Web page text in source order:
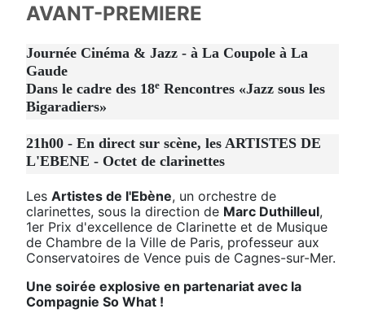
AVANT-PREMIERE
Journée Cinéma & Jazz - à La Coupole à La
Gaude
Dans le cadre des 18e Rencontres «Jazz sous les
Bigaradiers»
21h00 - En direct sur scène, les ARTISTES DE
L'EBENE - Octet de clarinettes
Les Artistes de l'Ebène, un orchestre de
clarinettes, sous la direction de Marc Duthilleul,
1er Prix d'excellence de Clarinette et de Musique
de Chambre de la Ville de Paris, professeur aux
Conservatoires de Vence puis de Cagnes-sur-Mer.
Une soirée explosive en partenariat avec la
Compagnie So What !